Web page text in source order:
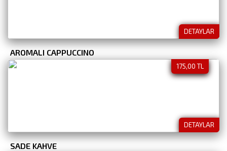
DETAYLAR
AROMALI CAPPUCCINO
175,00 TL
DETAYLAR
SADE KAHVE